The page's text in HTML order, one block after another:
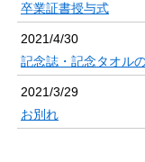
卒業証書授与式
2021/4/30
記念誌・記念タオル
2021/3/29
お別れ